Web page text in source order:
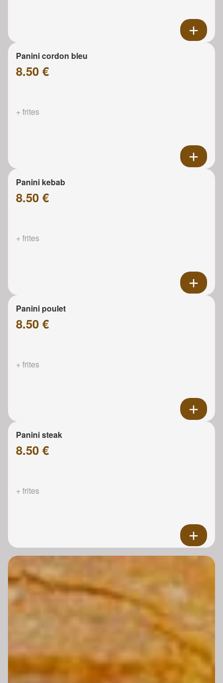
Panini cordon bleu
8.50 €
+ frites
Panini kebab
8.50 €
+ frites
Panini poulet
8.50 €
+ frites
Panini steak
8.50 €
+ frites